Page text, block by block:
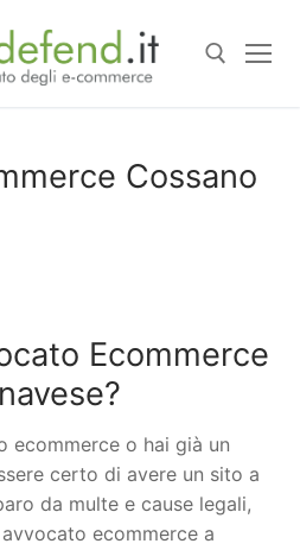
Cossano
Ecommerce
ecommerce o hai già un
certo di avere un sito a
da multe e cause legali,
ecommerce a